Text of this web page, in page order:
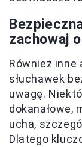
zachowaj
Również inne
słuchawek
uwagę.
dokanałowe,
ucha,
Dlatego